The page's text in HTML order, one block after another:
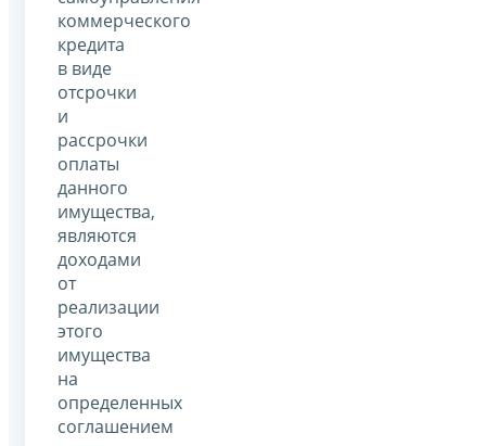
коммерческого
кредита
в виде
отсрочки
и
рассрочки
оплаты
данного
имущества,
являются
доходами
от
реализации
этого
имущества
на
определенных
соглашением